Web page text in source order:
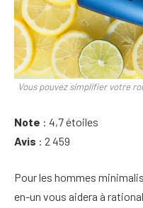
Vous pouvez simplifier votre
Note : 4,7 étoiles
Avis : 2 459
Pour les hommes
en-un vous aidera à